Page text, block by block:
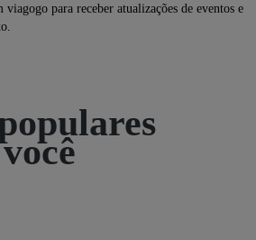
para receber atualizações de eventos e